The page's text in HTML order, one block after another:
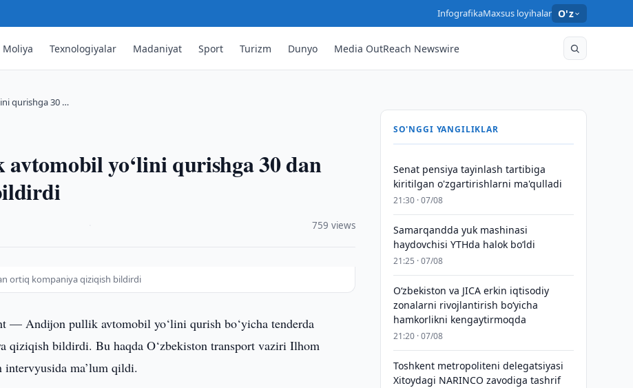
InfografikaMaxsus loyihalar O'z
Moliya Texnologiyalar Madaniyat Sport Turizm Dunyo Media OutReach Newswire
qurishga 30 …
yo‘lini qurishga 30 dan
759 views
ortiq kompaniya qiziqish bildirdi
— Andijon pullik avtomobil yo‘lini qurish bo‘yicha tenderda
qiziqish bildirdi. Bu haqda O‘zbekiston transport vaziri Ilhom
intervyusida ma’lum qildi.
SO'NGGI YANGILIKLAR
Senat pensiya tayinlash tartibiga
kiritilgan o'zgartirishlarni ma'qulladi
21:30 · 07/08
Samarqandda yuk mashinasi
haydovchisi YTHda halok bo‘ldi
21:25 · 07/08
Oʻzbekiston va JICA erkin iqtisodiy
zonalarni rivojlantirish boʻyicha
hamkorlikni kengaytirmoqda
21:20 · 07/08
Toshkent metropoliteni delegatsiyasi
Xitoydagi NARINCO zavodiga tashrif